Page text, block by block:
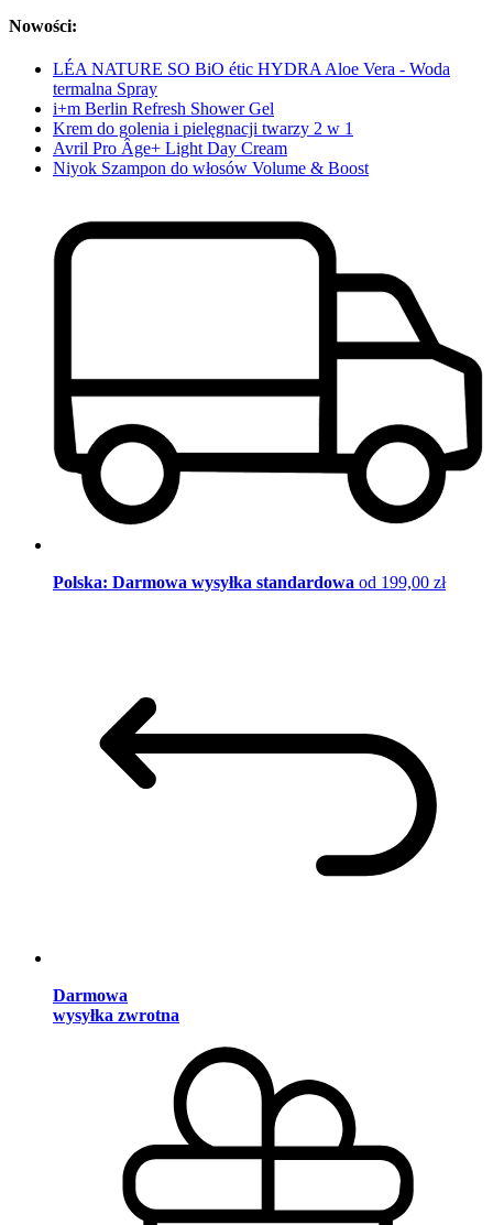
Nowości:
LÉA NATURE SO BiO étic HYDRA Aloe Vera - Woda
termalna Spray
i+m Berlin Refresh Shower Gel
Krem do golenia i pielęgnacji twarzy 2 w 1
Avril Pro Âge+ Light Day Cream
Niyok Szampon do włosów Volume & Boost
Polska: Darmowa wysyłka standardowa od 199,00 zł
Darmowa
wysyłka zwrotna